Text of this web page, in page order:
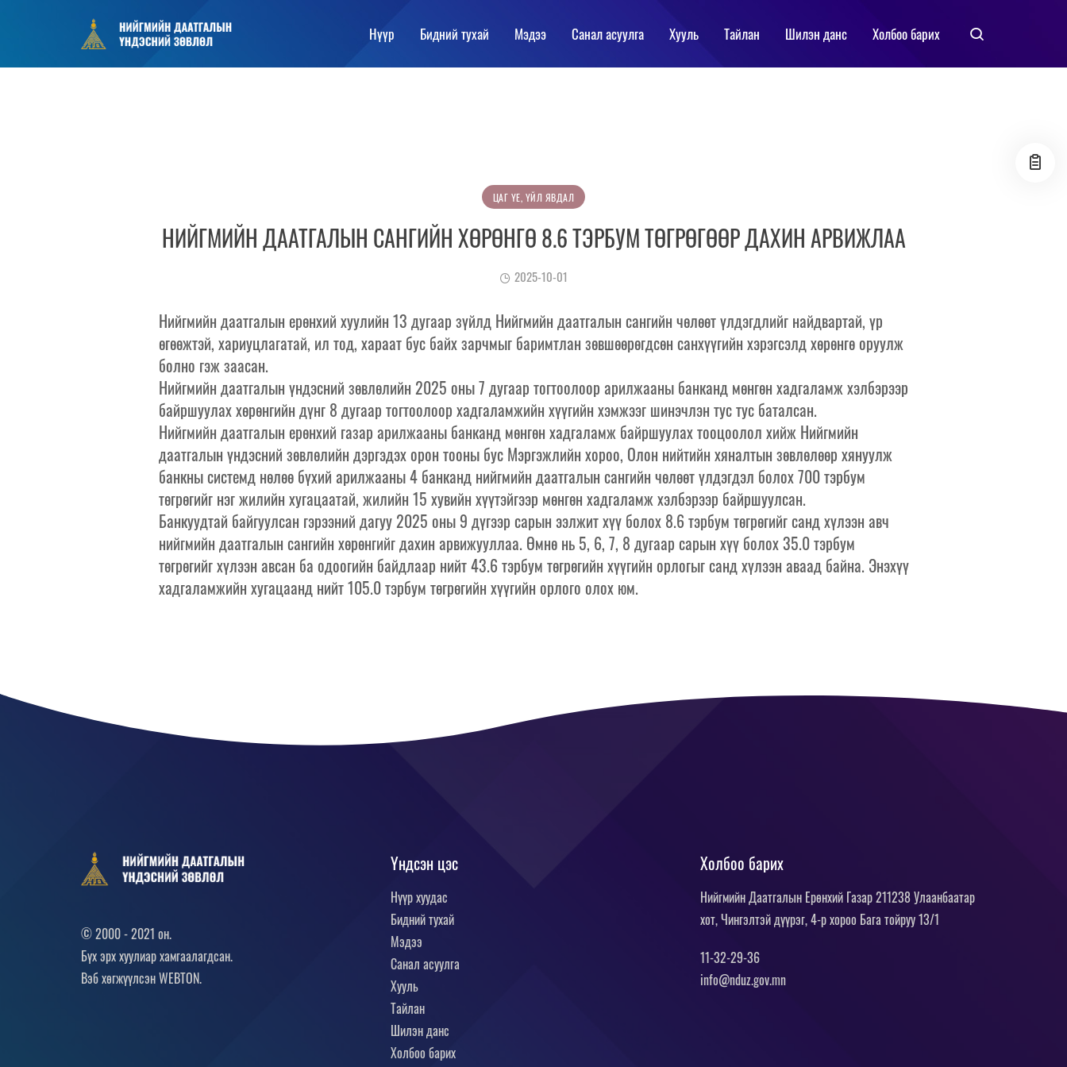
Нүүр Бидний тухай Мэдээ Санал асуулга Хууль Тайлан Шилэн данс Холбоо барих
ЦАГ ҮЕ, ҮЙЛ ЯВДАЛ
НИЙГМИЙН ДААТГАЛЫН САНГИЙН ХӨРӨНГӨ 8.6 ТЭРБУМ ТӨГРӨГӨӨР ДАХИН АРВИЖЛАА
2025-10-01
Нийгмийн даатгалын ерөнхий хуулийн 13 дугаар зүйлд Нийгмийн даатгалын сангийн чөлөөт үлдэгдлийг найдвартай, үр
өгөөжтэй, хариуцлагатай, ил тод, хараат бус байх зарчмыг баримтлан зөвшөөрөгдсөн санхүүгийн хэрэгсэлд хөрөнгө оруулж
болно гэж заасан.
Нийгмийн даатгалын үндэсний зөвлөлийн 2025 оны 7 дугаар тогтоолоор арилжааны банканд мөнгөн хадгаламж хэлбэрээр
байршуулах хөрөнгийн дүнг 8 дугаар тогтоолоор хадгаламжийн хүүгийн хэмжээг шинэчлэн тус тус баталсан.
Нийгмийн даатгалын ерөнхий газар арилжааны банканд мөнгөн хадгаламж байршуулах тооцоолол хийж Нийгмийн
даатгалын үндэсний зөвлөлийн дэргэдэх орон тооны бус Мэргэжлийн хороо, Олон нийтийн хяналтын зөвлөлөөр хянуулж
банкны системд нөлөө бүхий арилжааны 4 банканд нийгмийн даатгалын сангийн чөлөөт үлдэгдэл болох 700 тэрбум
төгрөгийг нэг жилийн хугацаатай, жилийн 15 хувийн хүүтэйгээр мөнгөн хадгаламж хэлбэрээр байршуулсан.
Банкуудтай байгуулсан гэрээний дагуу 2025 оны 9 дүгээр сарын ээлжит хүү болох 8.6 тэрбум төгрөгийг санд хүлээн авч
нийгмийн даатгалын сангийн хөрөнгийг дахин арвижууллаа. Өмнө нь 5, 6, 7, 8 дугаар сарын хүү болох 35.0 тэрбум
төгрөгийг хүлээн авсан ба одоогийн байдлаар нийт 43.6 тэрбум төгрөгийн хүүгийн орлогыг санд хүлээн аваад байна. Энэхүү
хадгаламжийн хугацаанд нийт 105.0 тэрбум төгрөгийн хүүгийн орлого олох юм.
© 2000 - 2021 он.
Бүх эрх хуулиар хамгаалагдсан.
Вэб хөгжүүлсэнWEBTON.
Үндсэн цэс
Нүүр хуудас
Бидний тухай
Мэдээ
Санал асуулга
Хууль
Тайлан
Шилэн данс
Холбоо барих
Холбоо барих
Нийгмийн Даатгалын Ерөнхий Газар 211238 Улаанбаатар
хот, Чингэлтэй дүүрэг, 4-р хороо Бага тойруу 13/1
11-32-29-36
info@nduz.gov.mn